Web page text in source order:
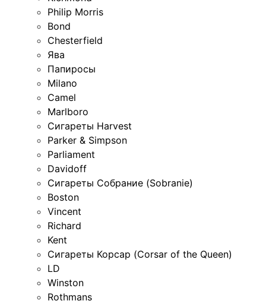
Philip Morris
Bond
Chesterfield
Ява
Папиросы
Milano
Camel
Marlboro
Сигареты Harvest
Parker & Simpson
Parliament
Davidoff
Сигареты Собрание (Sobranie)
Boston
Vincent
Richard
Kent
Сигареты Корсар (Corsar of the Queen)
LD
Winston
Rothmans